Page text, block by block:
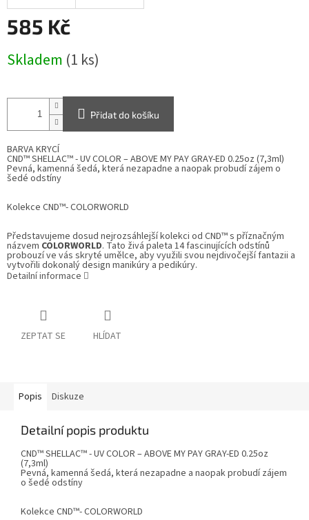
585 Kč
cena:
Skladem (1 ks)
Přidat do košíku
BARVA KRYCÍ
CND™ SHELLAC™ - UV COLOR – ABOVE MY PAY GRAY-ED 0.25oz (7,3ml)
Pevná, kamenná šedá, která nezapadne a naopak probudí zájem o
šedé odstíny
Kolekce CND™- COLORWORLD
Představujeme dosud nejrozsáhlejší kolekci od CND™ s příznačným
názvem COLORWORLD. Tato živá paleta 14 fascinujících odstínů
probouzí ve vás skryté umělce, aby využili svou nejdivočejší fantazii a
vytvořili dokonalý design manikúry a pedikúry.
Detailní informace
ZEPTAT SE HLÍDAT
Popis Diskuze
Detailní popis produktu
CND™ SHELLAC™ - UV COLOR – ABOVE MY PAY GRAY-ED 0.25oz
(7,3ml)
Pevná, kamenná šedá, která nezapadne a naopak probudí zájem
o šedé odstíny
Kolekce CND™- COLORWORLD